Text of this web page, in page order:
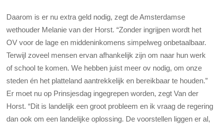
Daarom is er nu extra geld nodig, zegt de Amsterdamse
wethouder Melanie van der Horst. “Zonder ingrijpen wordt het
OV voor de lage en middeninkomens simpelweg onbetaalbaar.
Terwijl zoveel mensen ervan afhankelijk zijn om naar hun werk
of school te komen. We hebben juist meer ov nodig, om onze
steden én het platteland aantrekkelijk en bereikbaar te houden.”
Er moet nu op Prinsjesdag ingegrepen worden, zegt Van der
Horst. “Dit is landelijk een groot probleem en ik vraag de regering
dan ook om een landelijke oplossing. De voorstellen liggen er al,